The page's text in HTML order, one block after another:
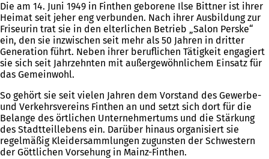
Die am 14. Juni 1949 in Finthen geborene Ilse Bittner ist ihrer
Heimat seit jeher eng verbunden. Nach ihrer Ausbildung zur
Friseurin trat sie in den elterlichen Betrieb „Salon Perske“
ein, den sie inzwischen seit mehr als 50 Jahren in dritter
Generation führt. Neben ihrer beruflichen Tätigkeit engagiert
sie sich seit Jahrzehnten mit außergewöhnlichem Einsatz für
das Gemeinwohl.
So gehört sie seit vielen Jahren dem Vorstand des Gewerbe-
und Verkehrsvereins Finthen an und setzt sich dort für die
Belange des örtlichen Unternehmertums und die Stärkung
des Stadtteillebens ein. Darüber hinaus organisiert sie
regelmäßig Kleidersammlungen zugunsten der Schwestern
der Göttlichen Vorsehung in Mainz-Finthen.